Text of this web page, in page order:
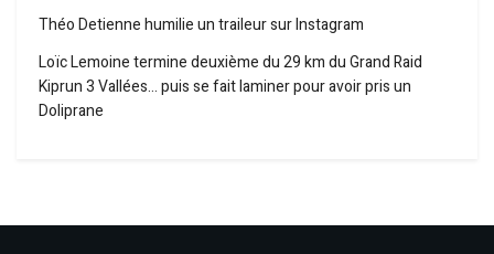
Théo Detienne humilie un traileur sur Instagram
Loïc Lemoine termine deuxième du 29 km du Grand Raid
Kiprun 3 Vallées… puis se fait laminer pour avoir pris un
Doliprane